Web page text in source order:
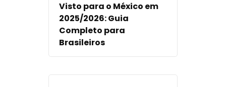
Visto para o México em
2025/2026: Guia
Completo para
Brasileiros